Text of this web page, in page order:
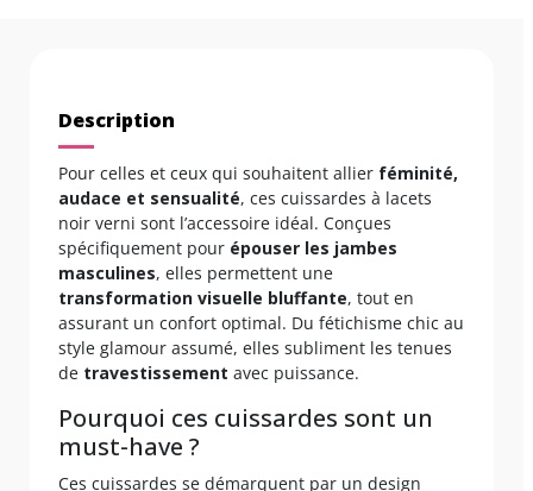
Description
Pour celles et ceux qui souhaitent allier féminité,
audace et sensualité, ces cuissardes à lacets
noir verni sont l’accessoire idéal. Conçues
spécifiquement pour épouser les jambes
masculines, elles permettent une
transformation visuelle bluffante, tout en
assurant un confort optimal. Du fétichisme chic au
style glamour assumé, elles subliment les tenues
de travestissement avec puissance.
Pourquoi ces cuissardes sont un
must-have ?
Ces cuissardes se démarquent par un design